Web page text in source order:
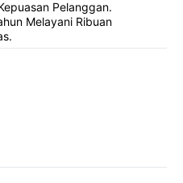
Pelanggan.
Melayani Ribuan